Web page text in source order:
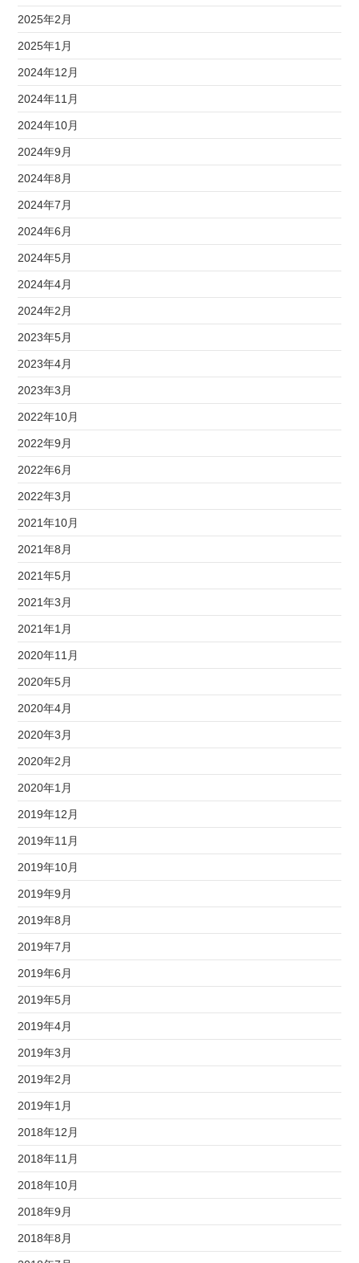
2025年2月
2025年1月
2024年12月
2024年11月
2024年10月
2024年9月
2024年8月
2024年7月
2024年6月
2024年5月
2024年4月
2024年2月
2023年5月
2023年4月
2023年3月
2022年10月
2022年9月
2022年6月
2022年3月
2021年10月
2021年8月
2021年5月
2021年3月
2021年1月
2020年11月
2020年5月
2020年4月
2020年3月
2020年2月
2020年1月
2019年12月
2019年11月
2019年10月
2019年9月
2019年8月
2019年7月
2019年6月
2019年5月
2019年4月
2019年3月
2019年2月
2019年1月
2018年12月
2018年11月
2018年10月
2018年9月
2018年8月